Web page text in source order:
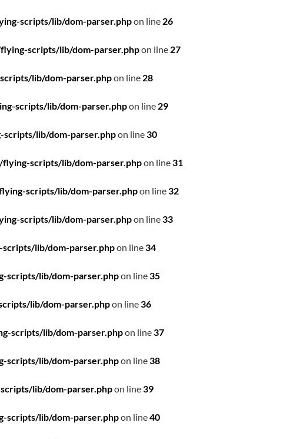
scripts/lib/dom-parser.phpon line 26
scripts/lib/dom-parser.phpon line 27
lib/dom-parser.phpon line 28
scripts/lib/dom-parser.phpon line 29
lib/dom-parser.phpon line30
scripts/lib/dom-parser.phpon line31
scripts/lib/dom-parser.phpon line32
scripts/lib/dom-parser.phpon line33
lib/dom-parser.phpon line34
scripts/lib/dom-parser.phpon line35
lib/dom-parser.phpon line36
scripts/lib/dom-parser.phpon line37
scripts/lib/dom-parser.phpon line38
lib/dom-parser.phpon line39
scripts/lib/dom-parser.phpon line40